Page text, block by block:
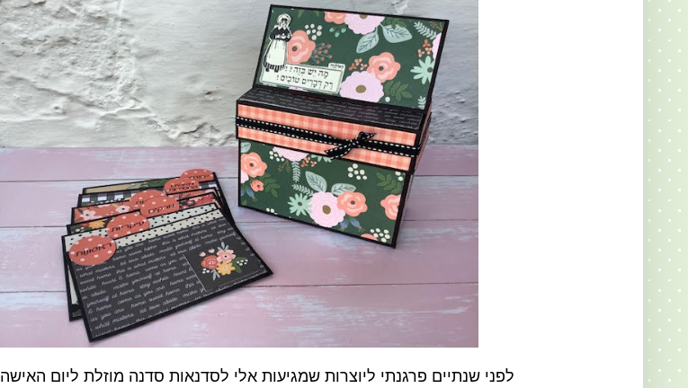
לפני שנתיים פרגנתי ליוצרות שמגיעות אלי לסדנאות סדנה מוזלת ליום האישה